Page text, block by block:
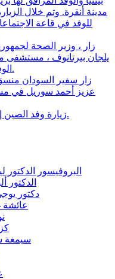
مدينة أنقرة. وتم خلال
للوفد في قاعة
زار ، وزير الصحة
يلجان بيرتانوف ، مستشفى
الوفد المرافق له.
زار سفير السودان منسق
عزيز أحمد سوريل في
زيارة وفد الصين إلى مستشفانا.
البروفيسور الدكتور
الدكتور
دكتور
عائشة
سيمغة